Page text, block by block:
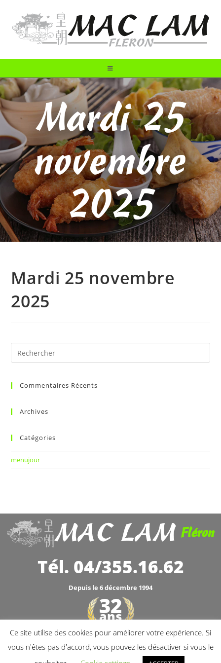
Mardi 25
novembre
2025
Mardi 25 novembre
2025
Commentaires Récents
Archives
Catégories
menujour
Fléron
Tél. 04/355.16.62
Depuis le 6 décembre 1994
32
ans
1994 - 2026
TVA: BE.0449.286.479
Ce site utilise des cookies pour améliorer votre expérience. Si
vous n'êtes pas d'accord, vous pouvez les désactiver si vous le